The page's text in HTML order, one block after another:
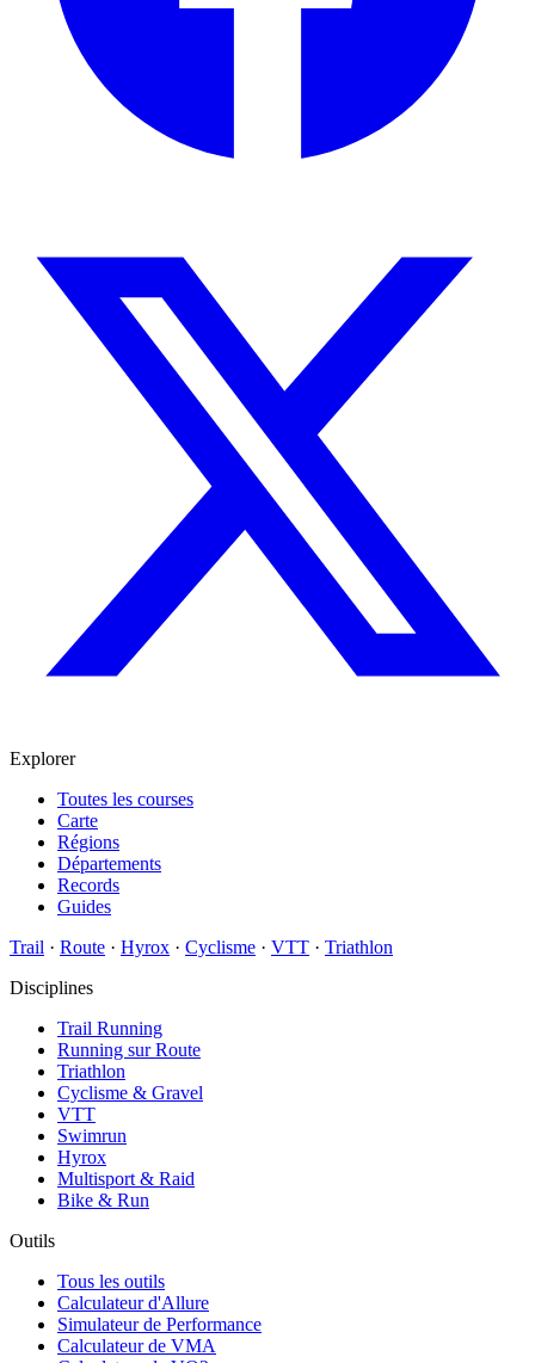
Explorer
Toutes les courses
Carte
Régions
Départements
Records
Guides
Trail · Route · Hyrox · Cyclisme · VTT · Triathlon
Disciplines
Trail Running
Running sur Route
Triathlon
Cyclisme & Gravel
VTT
Swimrun
Hyrox
Multisport & Raid
Bike & Run
Outils
Tous les outils
Calculateur d'Allure
Simulateur de Performance
Calculateur de VMA